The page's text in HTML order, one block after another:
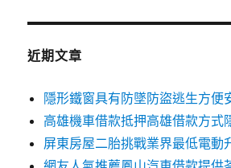
近期文章
隱形鐵窗具有防墜防盜逃生方便
高雄機車借款抵押高雄借款方式
屏東房屋二胎挑戰業界最低電動